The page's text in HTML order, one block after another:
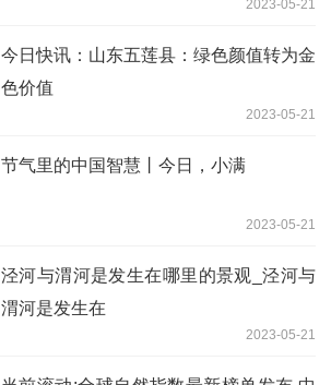
2023-05-21
今日快讯：山东五莲县：绿色颜值转为金
色价值
2023-05-21
节气里的中国智慧丨今日，小满
2023-05-21
泾河与渭河是发生在哪里的景观_泾河与
渭河是发生在
2023-05-21